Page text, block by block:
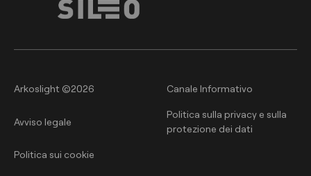
Arkoslight ©2026 Canale Informativo
Avviso legale
Politica sulla privacy e sulla
protezione dei dati
Politica sui cookie